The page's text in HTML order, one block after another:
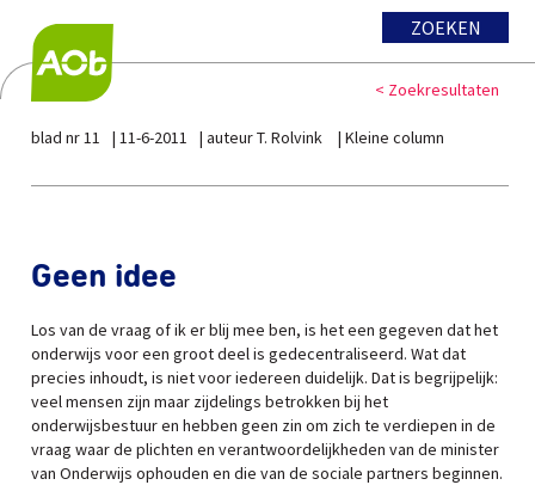
ZOEKEN
< Zoekresultaten
blad nr 11 11-6-2011 auteur T. Rolvink Kleine column
Geen idee
Los van de vraag of ik er blij mee ben, is het een gegeven dat het
onderwijs voor een groot deel is gedecentraliseerd. Wat dat
precies inhoudt, is niet voor iedereen duidelijk. Dat is begrijpelijk:
veel mensen zijn maar zijdelings betrokken bij het
onderwijsbestuur en hebben geen zin om zich te verdiepen in de
vraag waar de plichten en verantwoordelijkheden van de minister
van Onderwijs ophouden en die van de sociale partners beginnen.